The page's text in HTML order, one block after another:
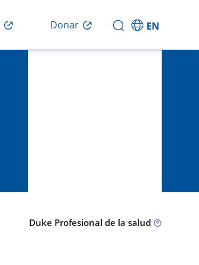
Donar EN
Duke Profesional de la salud